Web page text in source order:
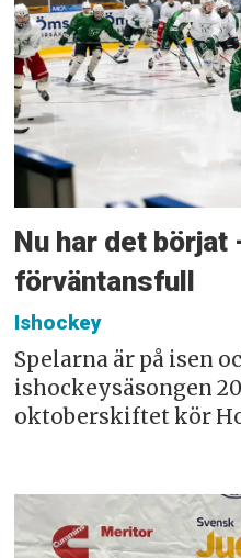
Nu har det börjat
förväntansfull
Ishockey
Spelarna är på isen
ishockeysäsongen
oktoberskiftet kör